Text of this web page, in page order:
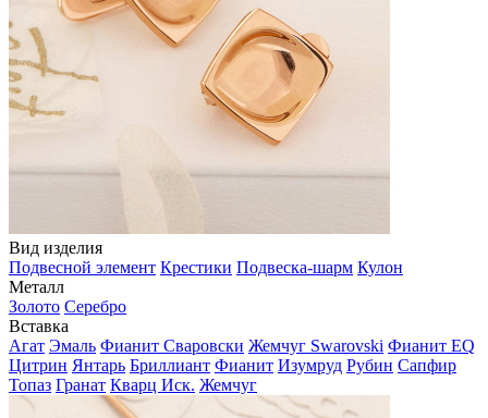
Вид изделия
Подвесной элемент Крестики Подвеска-шарм Кулон
Металл
Золото Серебро
Вставка
Агат Эмаль Фианит Сваровски Жемчуг Swarovski Фианит EQ
Цитрин Янтарь Бриллиант Фианит Изумруд Рубин Сапфир
Топаз Гранат Кварц Иск. Жемчуг